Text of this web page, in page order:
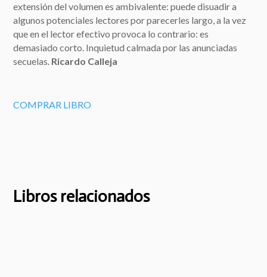
extensión del volumen es ambivalente: puede disuadir a
algunos potenciales lectores por parecerles largo, a la vez
que en el lector efectivo provoca lo contrario: es
demasiado corto. Inquietud calmada por las anunciadas
secuelas. Ricardo Calleja
COMPRAR LIBRO
Libros relacionados